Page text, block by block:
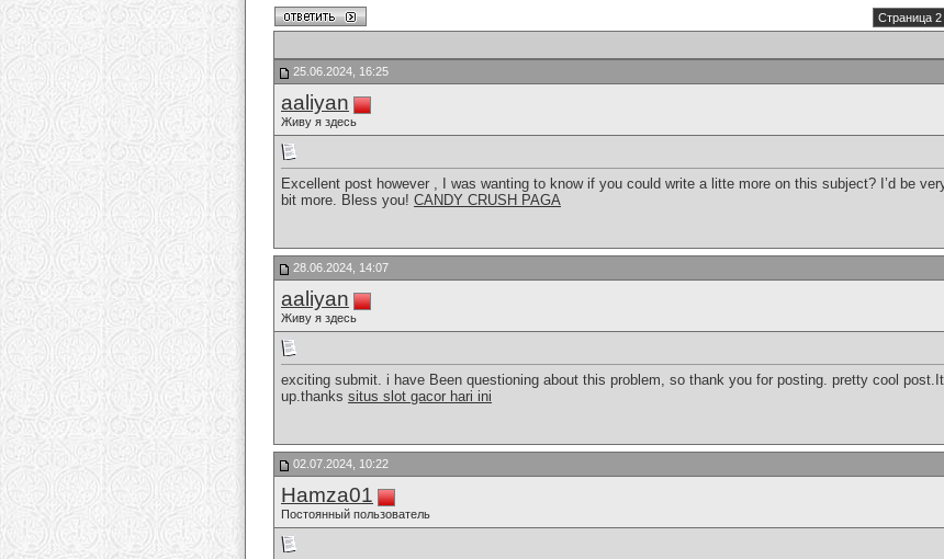
Страница 2
25.06.2024, 16:25
aaliyan
Живу я здесь
Excellent post however , I was wanting to know if you could write a litte more on this subject? I’d be
bit more. Bless you! CANDY CRUSH PAGA
28.06.2024, 14:07
aaliyan
Живу я здесь
exciting submit. i have Been questioning about this problem, so thank you for posting. pretty cool
up.thanks situs slot gacor hari ini
02.07.2024, 10:22
Hamza01
Постоянный пользователь